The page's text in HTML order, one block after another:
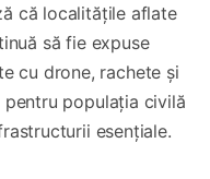
că localitățile aflate
să fie expuse
cu drone, rachete și
populația civilă
esențiale.